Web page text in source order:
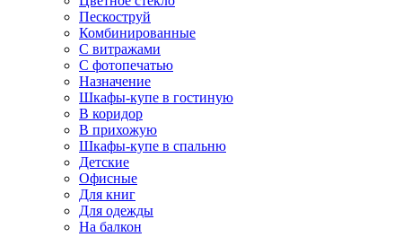
Пескоструй
Комбинированные
С витражами
С фотопечатью
Назначение
Шкафы-купе в гостиную
В коридор
В прихожую
Шкафы-купе в спальню
Детские
Офисные
Для книг
Для одежды
На балкон